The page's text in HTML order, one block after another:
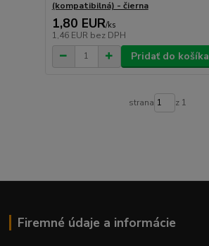
(kompatibilná) - čierna
1,80 EUR/ks
1,46 EUR bez DPH
Pridať do košíka
strana z 1
Firemné údaje a informácie